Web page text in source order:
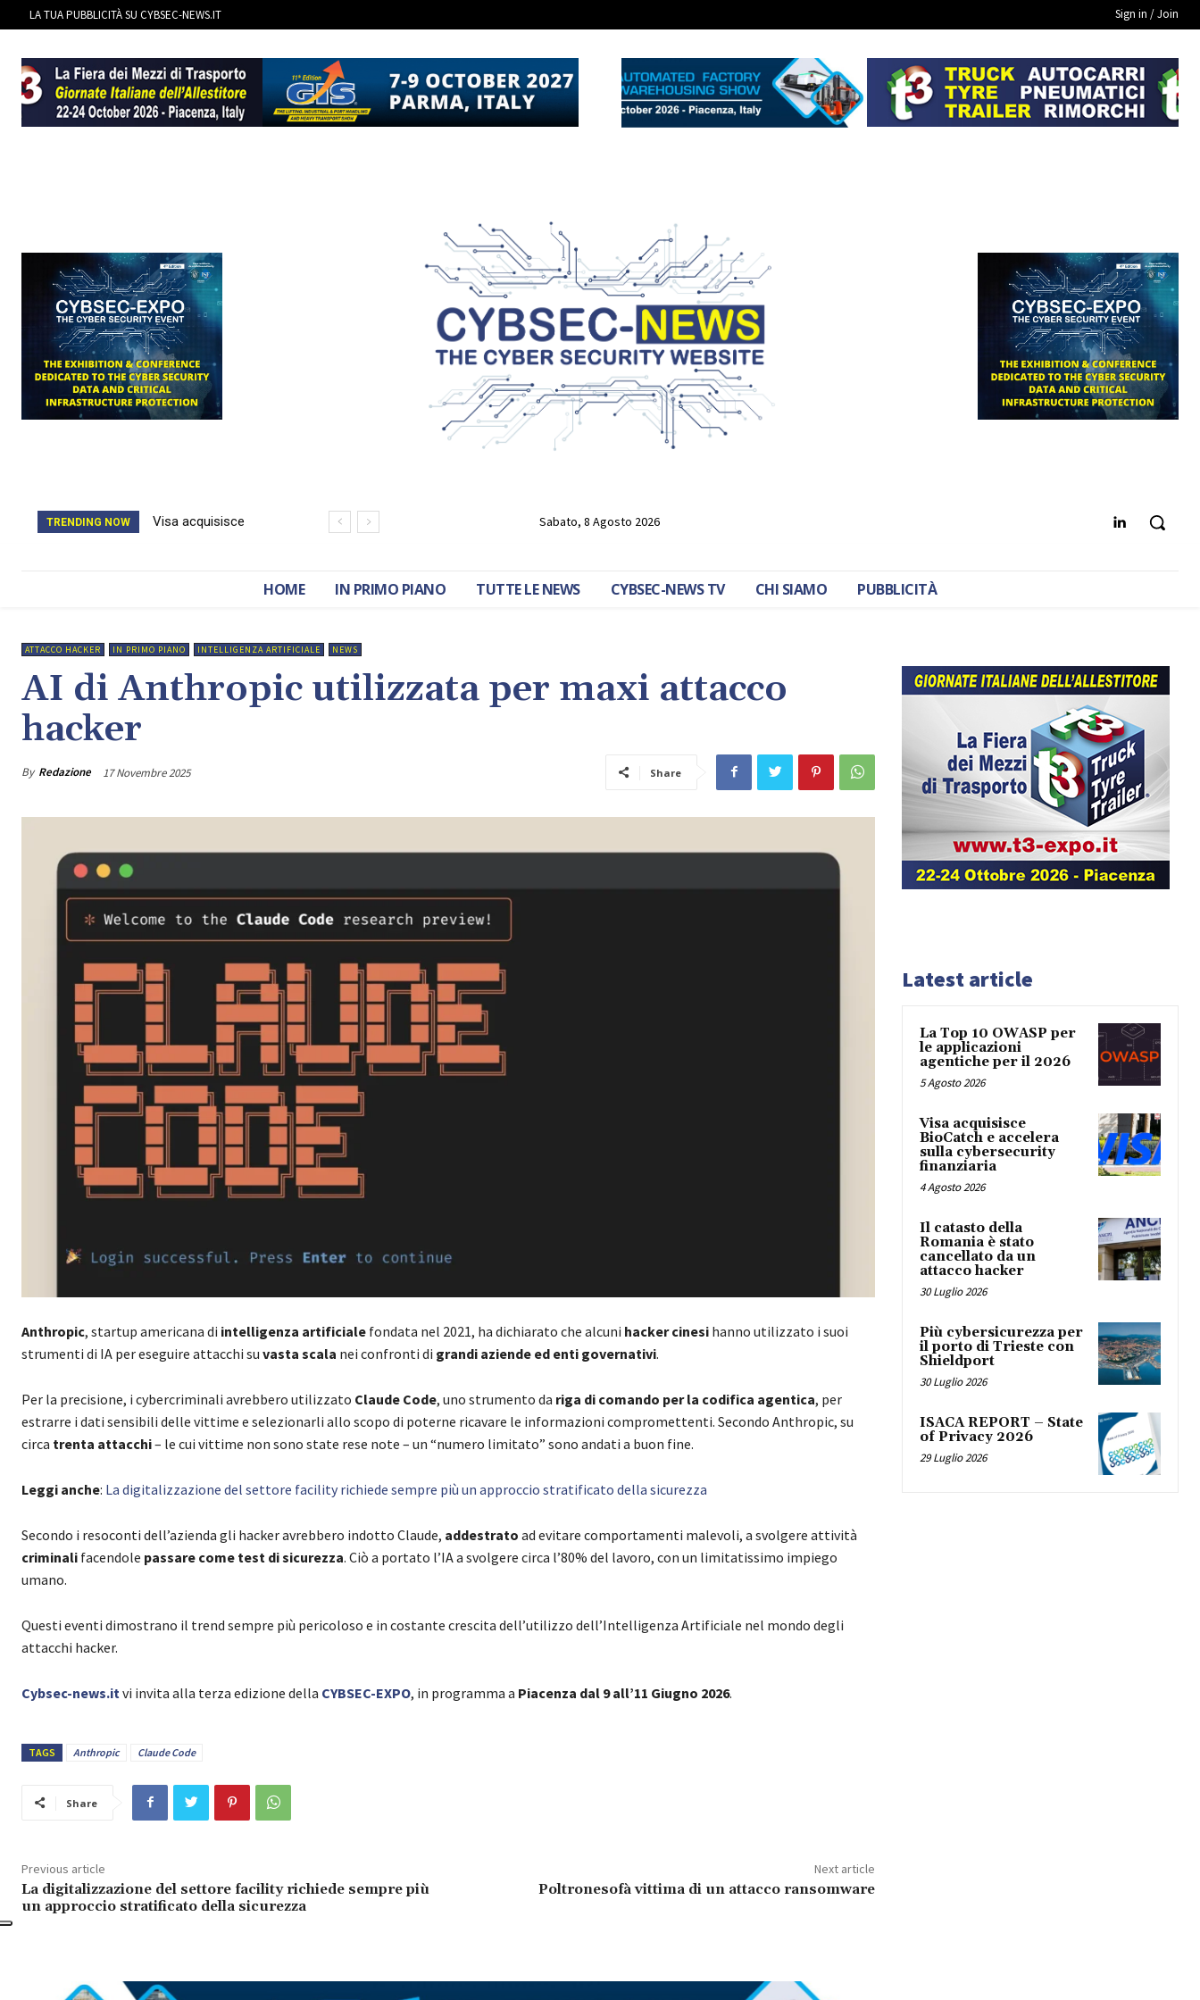
LA TUA PUBBLICITÀ SU CYBSEC-NEWS.IT Sign in / Join
TRENDING NOW
Visa acquisisce
Il catasto della
Sabato, 8 Agosto 2026
HOME IN PRIMO PIANO TUTTE LE NEWS CYBSEC-NEWS TV CHI SIAMO PUBBLICITÀ
ATTACCO HACKER IN PRIMO PIANO INTELLIGENZA ARTIFICIALE NEWS
AI di Anthropic utilizzata per maxi attacco
hacker
By Redazione 17 Novembre 2025 Share
Anthropic, startup americana di intelligenza artificiale fondata nel 2021, ha dichiarato che alcuni hacker cinesi hanno utilizzato i suoi
strumenti di IA per eseguire attacchi su vasta scala nei confronti di grandi aziende ed enti governativi.
Per la precisione, i cybercriminali avrebbero utilizzato Claude Code, uno strumento da riga di comando per la codifica agentica, per
estrarre i dati sensibili delle vittime e selezionarli allo scopo di poterne ricavare le informazioni compromettenti. Secondo Anthropic, su
circa trenta attacchi– le cui vittime non sono state rese note – un “numero limitato” sono andati a buon fine.
Leggi anche: La digitalizzazione del settore facility richiede sempre più un approccio stratificato della sicurezza
Secondo i resoconti dell’azienda gli hacker avrebbero indotto Claude, addestrato ad evitare comportamenti malevoli, a svolgere attività
criminali facendole passare come test di sicurezza. Ciò a portato l’IA a svolgere circa l’80% del lavoro, con un limitatissimo impiego
umano.
Questi eventi dimostrano il trend sempre più pericoloso e in costante crescita dell’utilizzo dell’Intelligenza Artificiale nel mondo degli
attacchi hacker.
Cybsec-news.it vi invita alla terza edizione della CYBSEC-EXPO, in programma a Piacenza dal 9 all’11 Giugno 2026.
TAGS Anthropic Claude Code
Share
Previous article
La digitalizzazione del settore facility richiede sempre più
un approccio stratificato della sicurezza
Next article
Poltronesofà vittima di un attacco ransomware
Latest article
La Top 10 OWASP per
le applicazioni
agentiche per il 2026
5 Agosto 2026
Visa acquisisce
BioCatch e accelera
sulla cybersecurity
finanziaria
4 Agosto 2026
Il catasto della
Romania è stato
cancellato da un
attacco hacker
30 Luglio 2026
Più cybersicurezza per
il porto di Trieste con
Shieldport
30 Luglio 2026
ISACA REPORT – State
of Privacy 2026
29 Luglio 2026